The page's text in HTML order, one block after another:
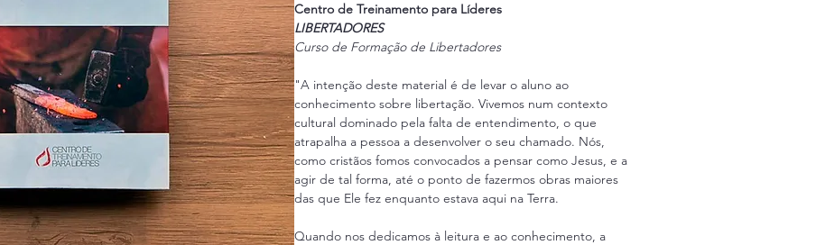
Centro de Treinamento para Líderes
LIBERTADORES
Curso de Formação de Libertadores
"A intenção deste material é de levar o aluno ao
conhecimento sobre libertação. Vivemos num contexto
cultural dominado pela falta de entendimento, o que
atrapalha a pessoa a desenvolver o seu chamado. Nós,
como cristãos fomos convocados a pensar como Jesus, e a
agir de tal forma, até o ponto de fazermos obras maiores
das que Ele fez enquanto estava aqui na Terra.
Quando nos dedicamos à leitura e ao conhecimento, a